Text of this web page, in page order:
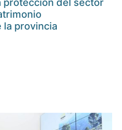
protección del sector
la provincia